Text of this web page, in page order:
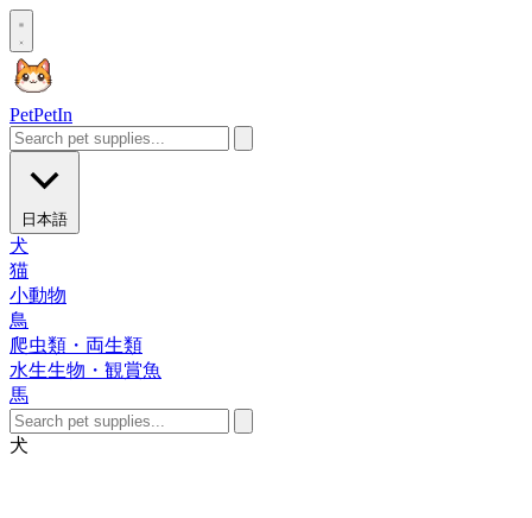
PetPetIn
日本語
犬
猫
小動物
鳥
爬虫類・両生類
水生生物・観賞魚
馬
犬